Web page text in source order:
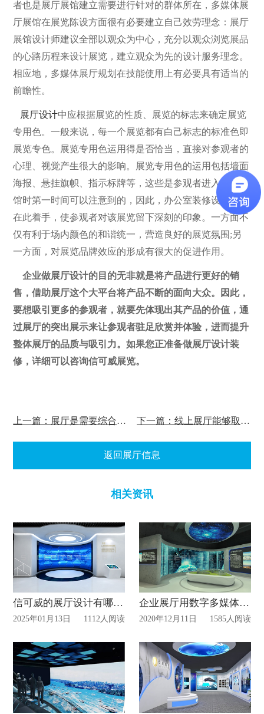
者也是展厅展馆建立需要进行针对的群体所在，多媒体展
厅展馆在展览陈设方面很有必要建立自己效劳理念：展厅
展馆设计师建议全部以观众为中心，充分以观众浏览展品
的心路历程来设计展览，建立观众为先的设计服务理念。
相应地，多媒体展厅规划在技能使用上有必要具有适当的
前瞻性。
展厅设计中应根据展览的性质、展览的标志来确定展览
专用色。一般来说，每一个展览都有白己标志的标准色即
展览专色。展览专用色运用得是否恰当，直接对参观者的
心理、视觉产生很大的影响。展览专用色的运用包括墙面
海报、悬挂旗帜、指示标牌等，这些是参观者进入会展场
馆时第一时间可以注意到的，因此，办公室装修设计师要
在此着手，使参观者对该展览留下深刻的印象。一方面不
仅有利于场内颜色的和谐统一，营造良好的展览氛围;另
一方面，对展览品牌效应的形成有很大的促进作用。
企业做展厅设计的目的无非就是将产品进行更好的销
售，借助展厅这个大平台将产品不断的面向大众。因此，
要想吸引更多的参观者，就要先体现出其产品的价值，通
过展厅的突出展示来让参观者驻足欣赏并体验，进而提升
整体展厅的品质与吸引力。如果您正准备做展厅设计装
修，详细可以咨询信可威展览。
上一篇：展厅是需要综合艺术设计的吗？ 下一篇：线上展厅能够取代线下展厅嘛？
返回展厅信息
相关资讯
信可威的展厅设计有哪些特色？
2025年01月13日 1112人阅读
企业展厅用数字多媒体技术的好处!
2020年12月11日 1585人阅读